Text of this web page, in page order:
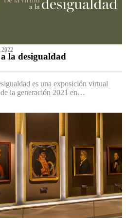
la desigualdad
es una exposición virtual
la generación 2021 en…